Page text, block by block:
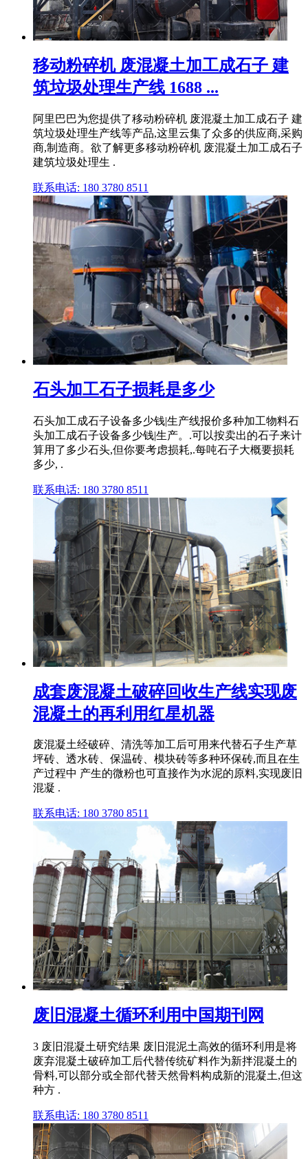
移动粉碎机 废混凝土加工成石子 建
筑垃圾处理生产线 1688 ...
阿里巴巴为您提供了移动粉碎机 废混凝土加工成石子 建
筑垃圾处理生产线等产品,这里云集了众多的供应商,采购
商,制造商。欲了解更多移动粉碎机 废混凝土加工成石子
建筑垃圾处理生 .
联系电话: 180 3780 8511
石头加工石子损耗是多少
石头加工成石子设备多少钱|生产线报价多种加工物料石
头加工成石子设备多少钱|生产。.可以按卖出的石子来计
算用了多少石头,但你要考虑损耗,.每吨石子大概要损耗
多少, .
联系电话: 180 3780 8511
成套废混凝土破碎回收生产线实现废
混凝土的再利用红星机器
废混凝土经破碎、清洗等加工后可用来代替石子生产草
坪砖、透水砖、保温砖、模块砖等多种环保砖,而且在生
产过程中 产生的微粉也可直接作为水泥的原料,实现废旧
混凝 .
联系电话: 180 3780 8511
废旧混凝土循环利用中国期刊网
3 废旧混凝土研究结果 废旧混泥土高效的循环利用是将
废弃混凝土破碎加工后代替传统矿料作为新拌混凝土的
骨料,可以部分或全部代替天然骨料构成新的混凝土,但这
种方 .
联系电话: 180 3780 8511